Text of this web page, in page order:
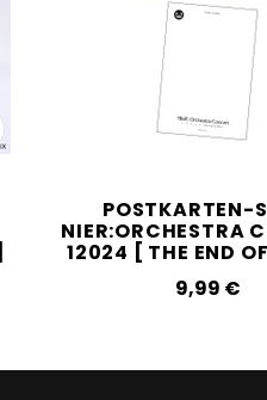
POSTKARTEN-
NIER:ORCHESTRA
12024 [ THE END
9,99‎ ‎€